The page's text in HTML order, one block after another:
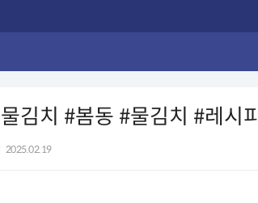
김치 #봄동 #물김치 #레시피
2025.02.19